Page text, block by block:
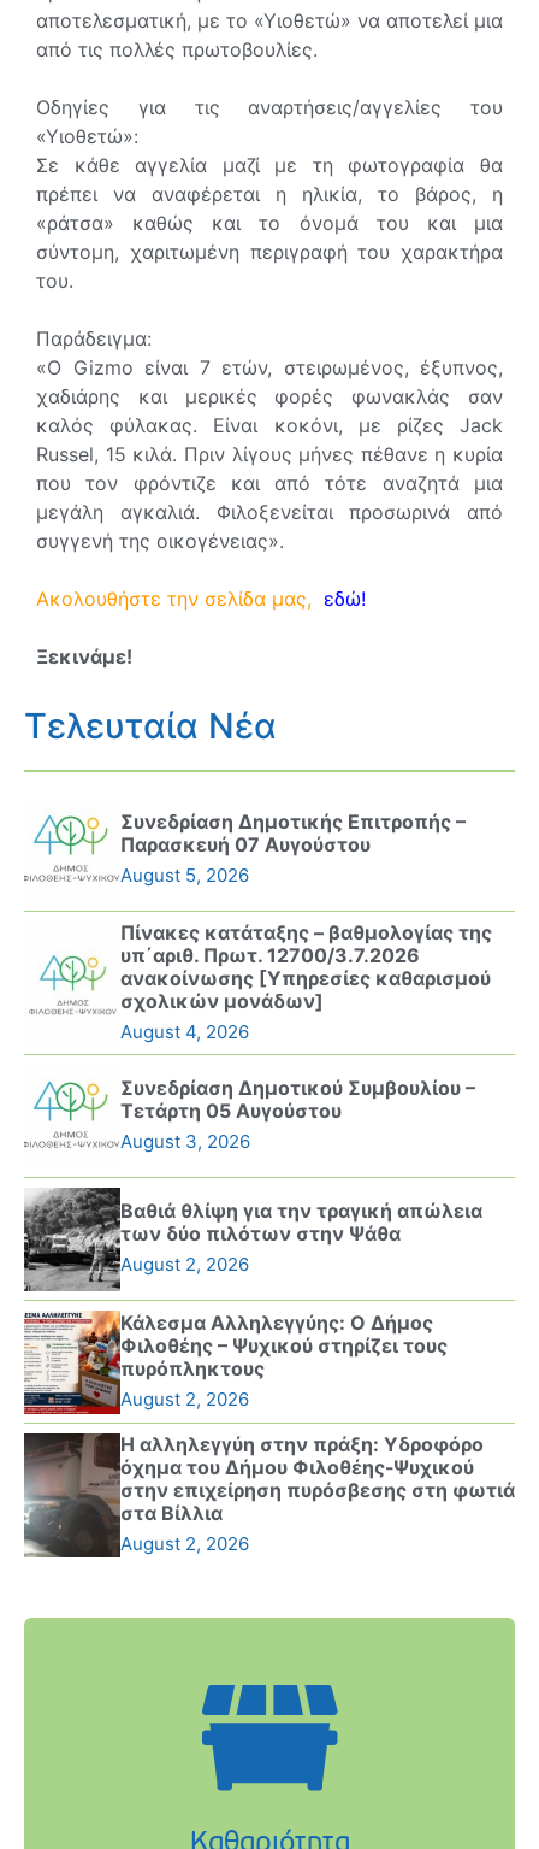
αποτελεσματική, με το «Υιοθετώ» να αποτελεί μια
από τις πολλές πρωτοβουλίες.
Οδηγίες για τις αναρτήσεις/αγγελίες του
«Υιοθετώ»:
Σε κάθε αγγελία μαζί με τη φωτογραφία θα
πρέπει να αναφέρεται η ηλικία, το βάρος, η
«ράτσα» καθώς και το όνομά του και μια
σύντομη, χαριτωμένη περιγραφή του χαρακτήρα
του.
Παράδειγμα:
«Ο Gizmo είναι 7 ετών, στειρωμένος, έξυπνος,
χαδιάρης και μερικές φορές φωνακλάς σαν
καλός φύλακας. Είναι κοκόνι, με ρίζες Jack
Russel, 15 κιλά. Πριν λίγους μήνες πέθανε η κυρία
που τον φρόντιζε και από τότε αναζητά μια
μεγάλη αγκαλιά. Φιλοξενείται προσωρινά από
συγγενή της οικογένειας».
Ακολουθήστε την σελίδα μας, εδώ!
Ξεκινάμε!
Τελευταία Νέα
Συνεδρίαση Δημοτικής Επιτροπής –
Παρασκευή 07 Αυγούστου
August 5, 2026
Πίνακες κατάταξης – βαθμολογίας της
υπ΄αριθ. Πρωτ. 12700/3.7.2026
ανακοίνωσης [Υπηρεσίες καθαρισμού
σχολικών μονάδων]
August 4, 2026
Συνεδρίαση Δημοτικού Συμβουλίου –
Τετάρτη 05 Αυγούστου
August 3, 2026
Βαθιά θλίψη για την τραγική απώλεια
των δύο πιλότων στην Ψάθα
August 2, 2026
Κάλεσμα Αλληλεγγύης: Ο Δήμος
Φιλοθέης – Ψυχικού στηρίζει τους
πυρόπληκτους
August 2, 2026
Η αλληλεγγύη στην πράξη: Υδροφόρο
όχημα του Δήμου Φιλοθέης-Ψυχικού
στην επιχείρηση πυρόσβεσης στη φωτιά
στα Βίλλια
August 2, 2026